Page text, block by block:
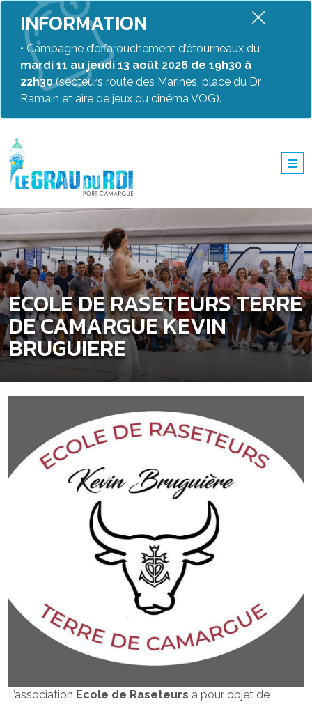
INFORMATION
• Campagne d’effarouchement d’étourneaux du
mardi 11 au jeudi 13 août 2026 de 19h30 à
22h30(secteurs route des Marines, place du Dr
Ramain et aire de jeux du cinéma VOG).
ECOLE DE RASETEURS TERRE
DE CAMARGUE KEVIN
BRUGUIERE
L’association Ecole de Raseteurs a pour objet de